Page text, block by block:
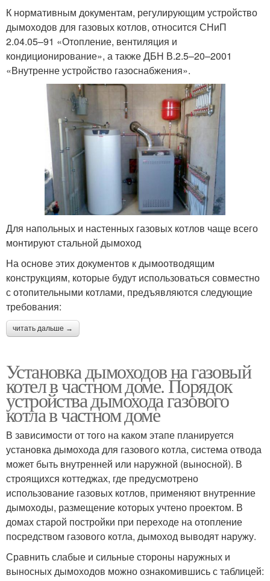
К нормативным документам, регулирующим устройство
дымоходов для газовых котлов, относится СНиП
2.04.05–91 «Отопление, вентиляция и
кондиционирование», а также ДБН В.2.5–20–2001
«Внутренне устройство газоснабжения».
Для напольных и настенных газовых котлов чаще всего
монтируют стальной дымоход
На основе этих документов к дымоотводящим
конструкциям, которые будут использоваться совместно
с отопительными котлами, предъявляются следующие
требования:
читать дальше →
Установка дымоходов на газовый
котел в частном доме. Порядок
устройства дымохода газового
котла в частном доме
В зависимости от того на каком этапе планируется
установка дымохода для газового котла, система отвода
может быть внутренней или наружной (выносной). В
строящихся коттеджах, где предусмотрено
использование газовых котлов, применяют внутренние
дымоходы, размещение которых учтено проектом. В
домах старой постройки при переходе на отопление
посредством газового котла, дымоход выводят наружу.
Сравнить слабые и сильные стороны наружных и
выносных дымоходов можно ознакомившись с таблицей: